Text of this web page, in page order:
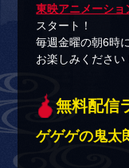
東映アニメーシ
スタート！
毎週金曜の朝6時
お楽しみください
無料配信
ゲゲゲの鬼太